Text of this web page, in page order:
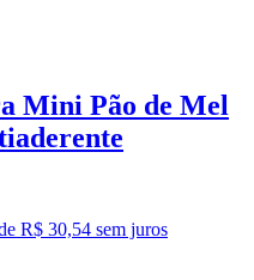
Mini Pão de Mel
R$ 30,54 sem juros